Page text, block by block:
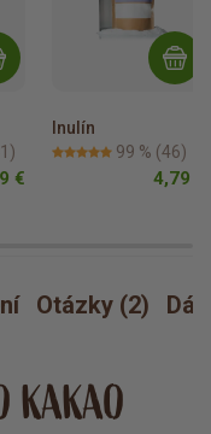
€
Inulín
99 % (46)
4,79 €
Otázky (2)
KAKAO